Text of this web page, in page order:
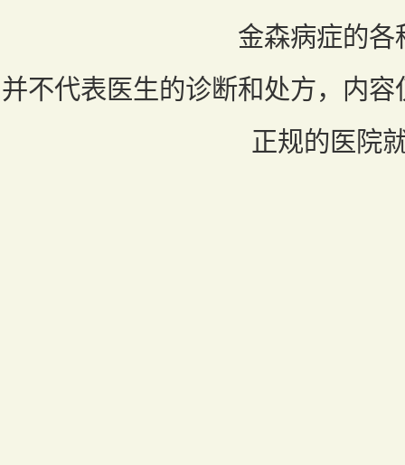
金森病症的各
并不代表医生的诊断和处方，内
正规的医院